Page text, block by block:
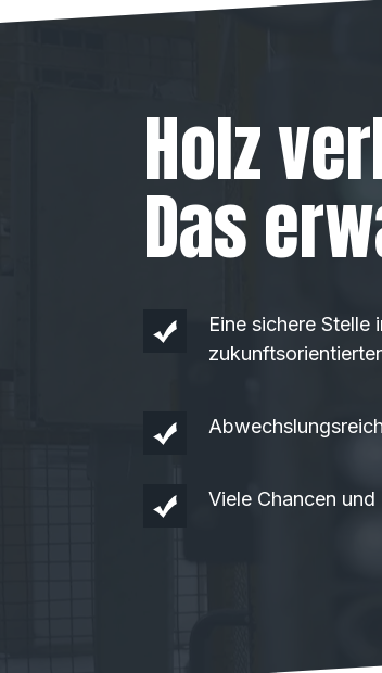
Holz
Das
Eine sichere Stelle
Viele Chancen